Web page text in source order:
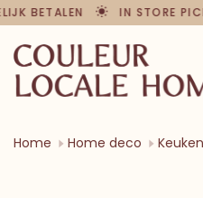
BETALEN IN STORE
Home Home deco Keuken